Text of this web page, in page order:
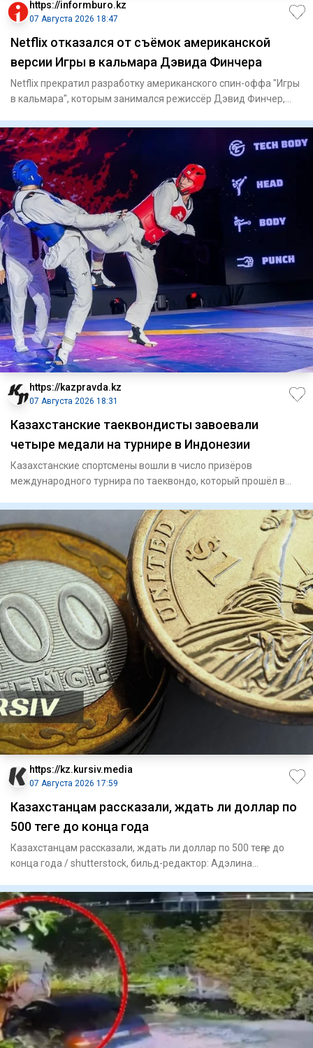
https://informburo.kz
07 Августа 2026 18:47
Netflix отказался от съёмок американской
версии Игры в кальмара Дэвида Финчера
Netflix прекратил разработку американского спин-оффа "Игры
в кальмара", которым занимался режиссёр Дэвид Финчер,
https://kazpravda.kz
07 Августа 2026 18:31
Казахстанские таеквондисты завоевали
четыре медали на турнире в Индонезии
Казахстанские спортсмены вошли в число призёров
международного турнира по таеквондо, который прошёл в
https://kz.kursiv.media
07 Августа 2026 17:59
Казахстанцам рассказали, ждать ли доллар по
500 теңге до конца года
Казахстанцам рассказали, ждать ли доллар по 500 теңге до
конца года / shutterstock, бильд-редактор: Адэлина